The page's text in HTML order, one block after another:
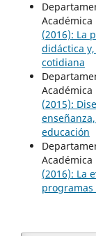
Académica
(2016): La
didáctica
cotidiana
Académica
(2015):
educación
Académica
(2016): La
programas